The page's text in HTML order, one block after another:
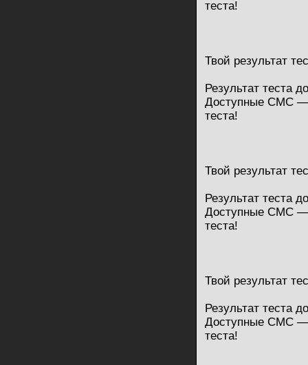
теста!
Твой результат
Результат теста
Доступные СМС —
теста!
Твой результат
Результат теста
Доступные СМС —
теста!
Твой результат
Результат теста
Доступные СМС —
теста!